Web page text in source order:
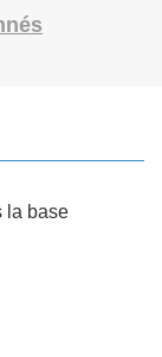
la base